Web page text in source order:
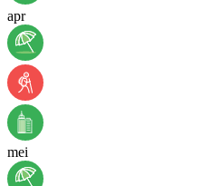
apr
mei